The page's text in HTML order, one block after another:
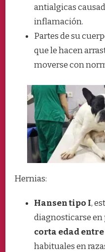
antialgicas
inflamación.
Partes de su
que le hacen
moverse con
Hernias:
Hansen tipo I,
diagnosticarse en
corta edad entre
habituales en